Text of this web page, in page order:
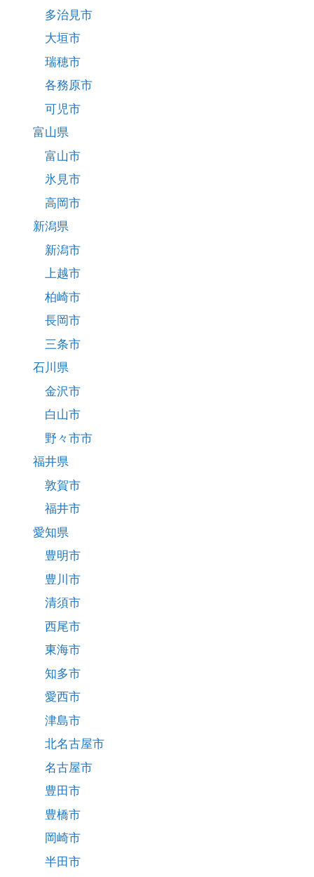
多治見市
大垣市
瑞穂市
各務原市
可児市
富山県
富山市
氷見市
高岡市
新潟県
新潟市
上越市
柏崎市
長岡市
三条市
石川県
金沢市
白山市
野々市市
福井県
敦賀市
福井市
愛知県
豊明市
豊川市
清須市
西尾市
東海市
知多市
愛西市
津島市
北名古屋市
名古屋市
豊田市
豊橋市
岡崎市
半田市